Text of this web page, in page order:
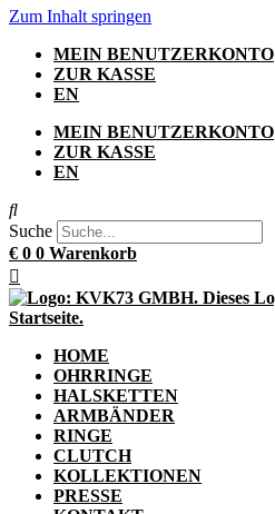
Zum Inhalt springen
MEIN BENUTZERKONTO
ZUR KASSE
EN
MEIN BENUTZERKONTO
ZUR KASSE
EN
Suche
€ 0 0 Warenkorb
HOME
OHRRINGE
HALSKETTEN
ARMBÄNDER
RINGE
CLUTCH
KOLLEKTIONEN
PRESSE